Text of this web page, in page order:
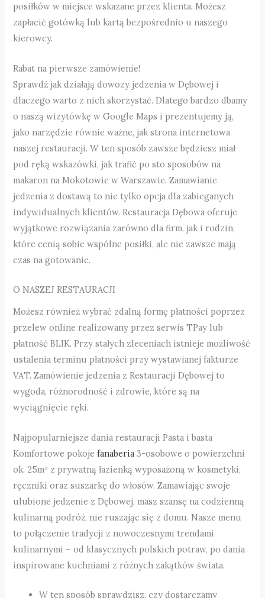
posiłków w miejsce wskazane przez klienta. Możesz
zapłacić gotówką lub kartą bezpośrednio u naszego
kierowcy.
Rabat na pierwsze zamówienie!
Sprawdź jak działają dowozy jedzenia w Dębowej i
dlaczego warto z nich skorzystać. Dlatego bardzo dbamy
o naszą wizytówkę w Google Maps i prezentujemy ją,
jako narzędzie równie ważne, jak strona internetowa
naszej restauracji. W ten sposób zawsze będziesz miał
pod ręką wskazówki, jak trafić po sto sposobów na
makaron na Mokotowie w Warszawie. Zamawianie
jedzenia z dostawą to nie tylko opcja dla zabieganych
indywidualnych klientów. Restauracja Dębowa oferuje
wyjątkowe rozwiązania zarówno dla firm, jak i rodzin,
które cenią sobie wspólne posiłki, ale nie zawsze mają
czas na gotowanie.
O NASZEJ RESTAURACJI
Możesz również wybrać zdalną formę płatności poprzez
przelew online realizowany przez serwis TPay lub
płatność BLIK. Przy stałych zleceniach istnieje możliwość
ustalenia terminu płatności przy wystawianej fakturze
VAT. Zamówienie jedzenia z Restauracji Dębowej to
wygoda, różnorodność i zdrowie, które są na
wyciągnięcie ręki.
Najpopularniejsze dania restauracji Pasta i basta
Komfortowe pokojefanaberia 3-osobowe o powierzchni
ok. 25m² z prywatną łazienką wyposażoną w kosmetyki,
ręczniki oraz suszarkę do włosów. Zamawiając swoje
ulubione jedzenie z Dębowej, masz szansę na codzienną
kulinarną podróż, nie ruszając się z domu. Nasze menu
to połączenie tradycji z nowoczesnymi trendami
kulinarnymi – od klasycznych polskich potraw, po dania
inspirowane kuchniami z różnych zakątków świata.
W ten sposób sprawdzisz, czy dostarczamy